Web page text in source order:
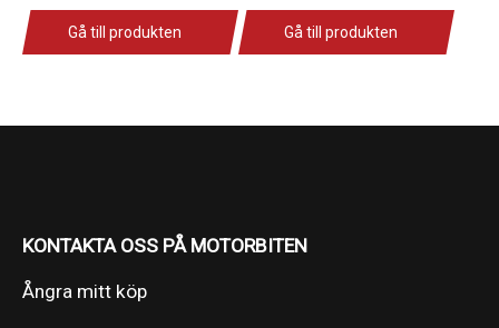
Gå till produkten Gå till produkten
KONTAKTA OSS PÅ MOTORBITEN
Ångra mitt köp